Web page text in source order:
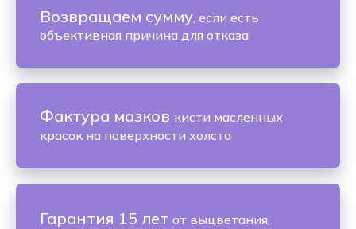
Возвращаем сумму, если есть
объективная причина для отказа
Фактура мазков кисти масленных
красок на поверхности холста
Гарантия 15 лет от выцветания,